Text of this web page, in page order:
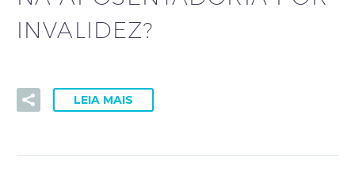
INVALIDEZ?
LEIA MAIS